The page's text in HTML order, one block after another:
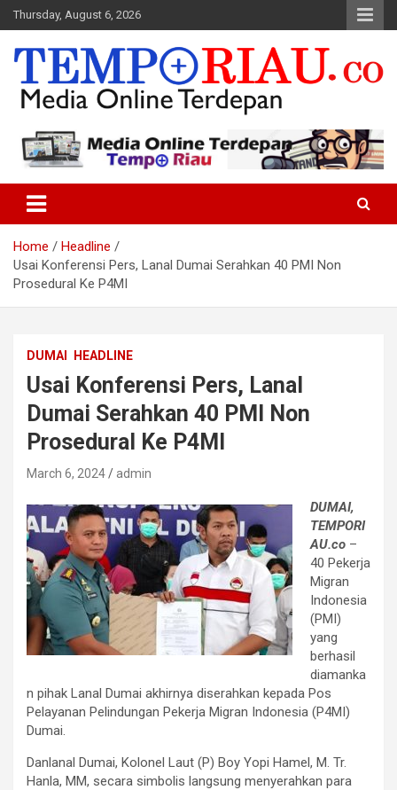
Skip
to
content
Thursday, August 6, 2026
Tempo Riau
Home
Headline
Usai Konferensi Pers, Lanal Dumai Serahkan 40 PMI Non
Prosedural Ke P4MI
DUMAI HEADLINE
Usai Konferensi Pers, Lanal
Dumai Serahkan 40 PMI Non
Prosedural Ke P4MI
March 6, 2024 admin
DUMAI,
TEMPORI
AU.co –
40 Pekerja
Migran
Indonesia
(PMI)
yang
berhasil
diamanka
n pihak Lanal Dumai akhirnya diserahkan kepada Pos
Pelayanan Pelindungan Pekerja Migran Indonesia (P4MI)
Dumai.
Danlanal Dumai, Kolonel Laut (P) Boy Yopi Hamel, M. Tr.
Hanla, MM, secara simbolis langsung menyerahkan para